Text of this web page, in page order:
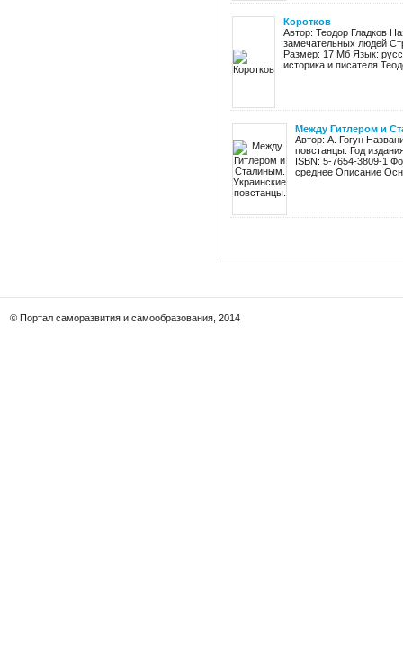
Коротков
Автор: Теодор Гладков
замечательных людей
Размер: 17 Мб Язык:
историка и писателя
Между Гитлером и
Автор: А. Гогун
повстанцы. Год
ISBN: 5-7654-3809-1
среднее Описание
© Портал саморазвития и самообразования, 2014